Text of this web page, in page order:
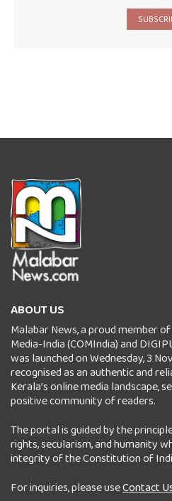
ABOUT US
Malabar News, a proud member
Media-India (COMIndia) and
was launched on Wednesday, 3
recognised as an authentic and
Kerala’s online media landscape,
positive community of readers.
The portal is guided by the
rights, secularism, and humanity
integrity of the Constitution of
For inquiries, please useContact